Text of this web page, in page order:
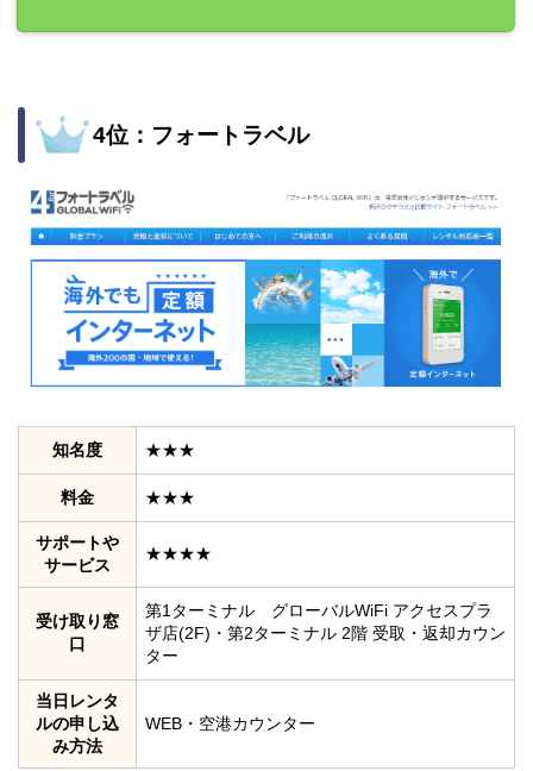
4位：フォートラベル
知名度 ★★★
料金 ★★★
サポートや
サービス
★★★★
受け取り窓
口
第1ターミナル グローバルWiFi アクセスプラ
ザ店(2F)・第2ターミナル 2階 受取・返却カウン
ター
当日レンタ
ルの申し込
み方法
WEB・空港カウンター